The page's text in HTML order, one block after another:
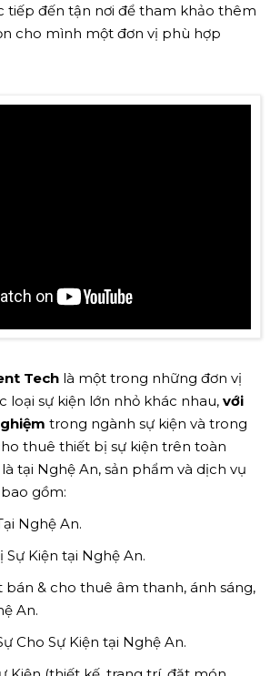
tiếp đến tận nơi để tham khảo thêm
cho mình một đơn vị phù hợp
Tech là một trong những đơn vị
loại sự kiện lớn nhỏ khác nhau, với
trong ngành sự kiện và trong
thuê thiết bị sự kiện trên toàn
tại Nghệ An, sản phẩm và dịch vụ
gồm:
Nghệ An.
Sự Kiện tại Nghệ An.
bán & cho thuê âm thanh, ánh sáng,
An.
Cho Sự Kiện tại Nghệ An.